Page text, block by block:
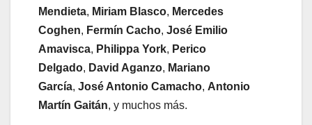
Mendieta, Miriam Blasco, Mercedes
Coghen, Fermín Cacho, José Emilio
Amavisca, Philippa York, Perico
Delgado, David Aganzo, Mariano
García, José Antonio Camacho, Antonio
Martín Gaitán, y muchos más.